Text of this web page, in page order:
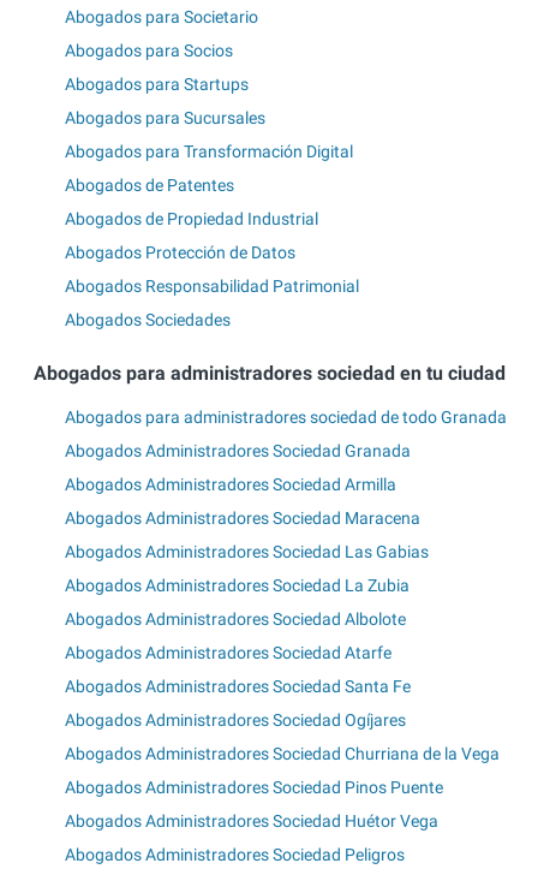
Abogados para Societario
Abogados para Socios
Abogados para Startups
Abogados para Sucursales
Abogados para Transformación Digital
Abogados de Patentes
Abogados de Propiedad Industrial
Abogados Protección de Datos
Abogados Responsabilidad Patrimonial
Abogados Sociedades
Abogados para administradores sociedad en tu ciudad
Abogados para administradores sociedad de todo Granada
Abogados Administradores Sociedad Granada
Abogados Administradores Sociedad Armilla
Abogados Administradores Sociedad Maracena
Abogados Administradores Sociedad Las Gabias
Abogados Administradores Sociedad La Zubia
Abogados Administradores Sociedad Albolote
Abogados Administradores Sociedad Atarfe
Abogados Administradores Sociedad Santa Fe
Abogados Administradores Sociedad Ogíjares
Abogados Administradores Sociedad Churriana de la Vega
Abogados Administradores Sociedad Pinos Puente
Abogados Administradores Sociedad Huétor Vega
Abogados Administradores Sociedad Peligros